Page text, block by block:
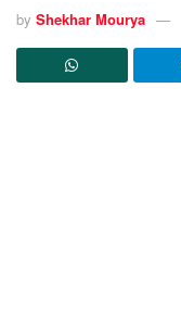
by Shekhar Mourya